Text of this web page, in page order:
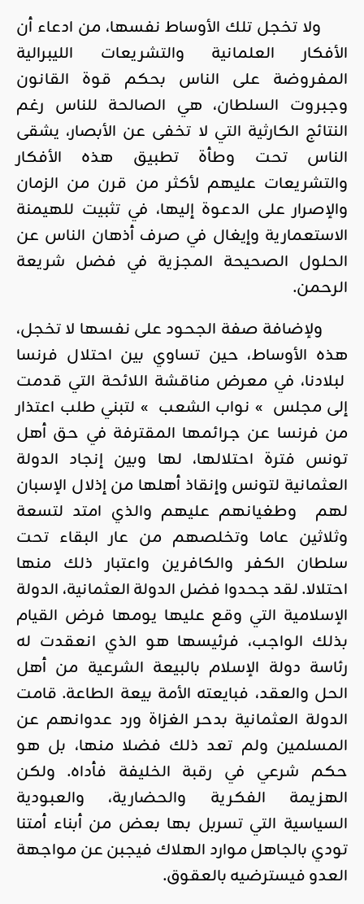
ولا تخجل تلك الأوساط نفسها، من ادعاء أن
الأفكار العلمانية والتشريعات الليبرالية
المفروضة على الناس بحكم قوة القانون
وجبروت السلطان، هي الصالحة للناس رغم
النتائج الكارثية التي لا تخفى عن الأبصار، يشقى
الناس تحت وطأة تطبيق هذه الأفكار
والتشريعات عليهم لأكثر من قرن من الزمان
والإصرار على الدعوة إليها، في تثبيت للهيمنة
الاستعمارية وإيغال في صرف أذهان الناس عن
الحلول الصحيحة المجزية في فضل شريعة
الرحمن.
ولإضافة صفة الجحود على نفسها لا تخجل،
هذه الأوساط، حين تساوي بين احتلال فرنسا
لبلادنا، في معرض مناقشة اللائحة التي قدمت
إلى مجلس » نواب الشعب » لتبني طلب اعتذار
من فرنسا عن جرائمها المقترفة في حق أهل
تونس فترة احتلالها، لها وبين إنجاد الدولة
العثمانية لتونس وإنقاذ أهلها من إذلال الإسبان
لهم وطغيانهم عليهم والذي امتد لتسعة
وثلاثين عاما وتخلصهم من عار البقاء تحت
سلطان الكفر والكافرين واعتبار ذلك منها
احتلالا. لقد جحدوا فضل الدولة العثمانية، الدولة
الإسلامية التي وقع عليها يومها فرض القيام
بذلك الواجب، فرئيسها هو الذي انعقدت له
رئاسة دولة الإسلام بالبيعة الشرعية من أهل
الحل والعقد، فبايعته الأمة بيعة الطاعة. قامت
الدولة العثمانية بدحر الغزاة ورد عدوانهم عن
المسلمين ولم تعد ذلك فضلا منها، بل هو
حكم شرعي في رقبة الخليفة فأداه. ولكن
الهزيمة الفكرية والحضارية، والعبودية
السياسية التي تسربل بها بعض من أبناء أمتنا
تودي بالجاهل موارد الهلاك فيجبن عن مواجهة
العدو فيسترضيه بالعقوق.